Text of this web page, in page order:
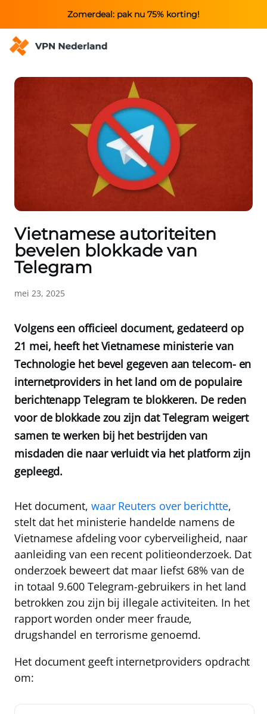
Zomerdeal: pak nu 75% korting!
Vietnamese autoriteiten
bevelen blokkade van
Telegram
mei 23, 2025
Volgens een officieel document, gedateerd op
21 mei, heeft het Vietnamese ministerie van
Technologie het bevel gegeven aan telecom- en
internetproviders in het land om de populaire
berichtenapp Telegram te blokkeren. De reden
voor de blokkade zou zijn dat Telegram weigert
samen te werken bij het bestrijden van
misdaden die naar verluidt via het platform zijn
gepleegd.
Het document, waar Reuters over berichtte,
stelt dat het ministerie handelde namens de
Vietnamese afdeling voor cyberveiligheid, naar
aanleiding van een recent politieonderzoek. Dat
onderzoek beweert dat maar liefst 68% van de
in totaal 9.600 Telegram-gebruikers in het land
betrokken zou zijn bij illegale activiteiten. In het
rapport worden onder meer fraude,
drugshandel en terrorisme genoemd.
Het document geeft internetproviders opdracht
om: